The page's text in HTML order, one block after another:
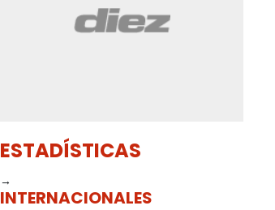
ESTADÍSTICAS
→
INTERNACIONALES